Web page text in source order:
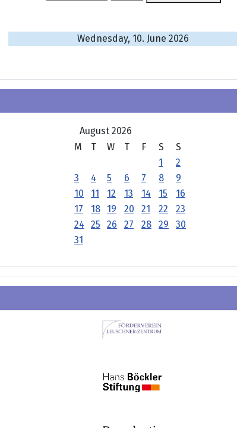
Wednesday, 10. June 2026
August 2026
M
T W T F S
S
1
2
3
4 5 6 7 8
9
10
11 12 13 14 15
16
17
18 19 20 21 22
23
24
25 26 27 28 29
30
31